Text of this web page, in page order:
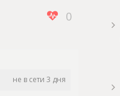
0
не в сети 3 дня